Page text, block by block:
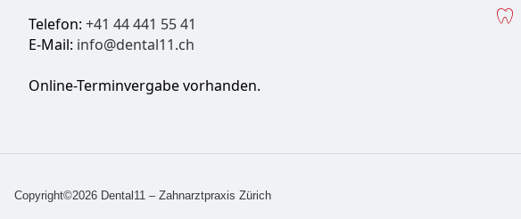
Telefon: +41 44 441 55 41
E-Mail: info@dental11.ch
Online-Terminvergabe vorhanden.
Copyright©2026 Dental11 – Zahnarztpraxis Zürich